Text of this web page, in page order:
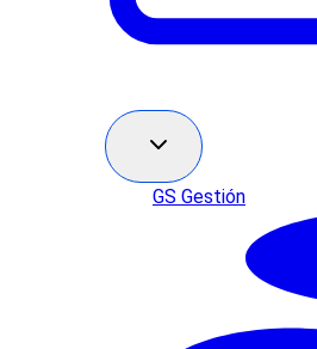
GS Gestión